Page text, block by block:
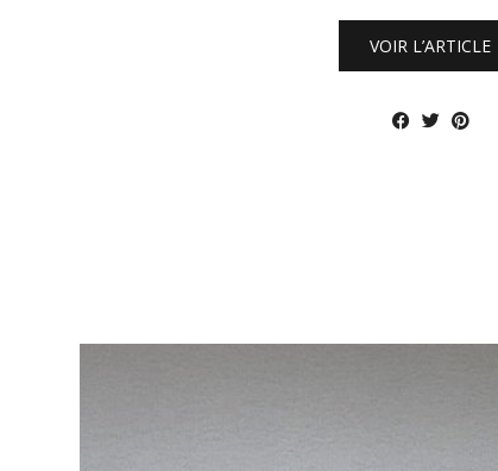
VOIR L’ARTICLE